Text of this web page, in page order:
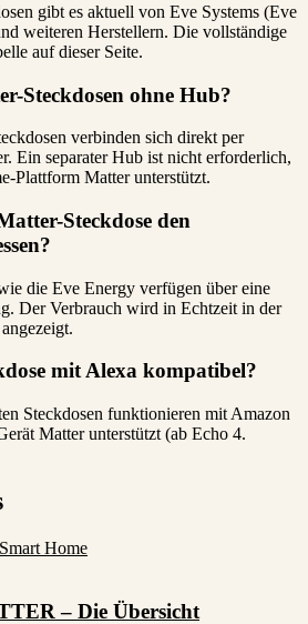
gibt es aktuell von Eve Systems (Eve
weiteren Herstellern. Die vollständige
auf dieser Seite.
Steckdosen ohne Hub?
verbinden sich direkt per
Ein separater Hub ist nicht erforderlich,
Plattform Matter unterstützt.
Steckdose den
die Eve Energy verfügen über eine
Der Verbrauch wird in Echtzeit in der
mit Alexa kompatibel?
Steckdosen funktionieren mit Amazon
Matter unterstützt (ab Echo 4.
– Die Übersicht